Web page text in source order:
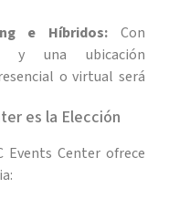
e Híbridos: Con
y una ubicación
o virtual será
es la Elección
Events Center ofrece